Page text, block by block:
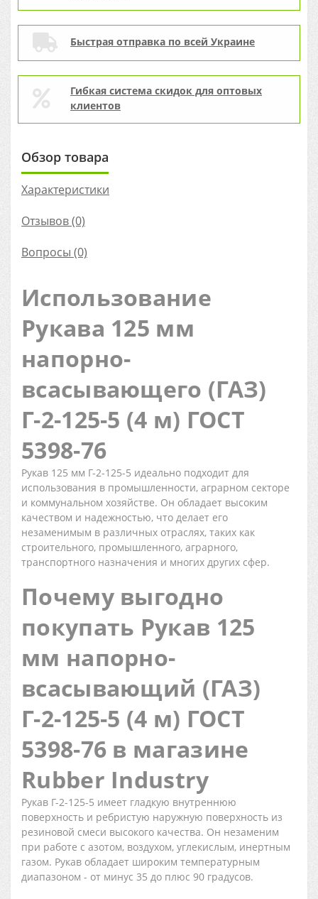
Быстрая отправка по всей Украине
Гибкая система скидок для оптовых
клиентов
Обзор товара
Характеристики
Отзывов (0)
Вопросы (0)
Использование
Рукава 125 мм
напорно-
всасывающего (ГАЗ)
Г-2-125-5 (4 м) ГОСТ
5398-76
Рукав 125 мм Г-2-125-5 идеально подходит для
использования в промышленности, аграрном секторе
и коммунальном хозяйстве. Он обладает высоким
качеством и надежностью, что делает его
незаменимым в различных отраслях, таких как
строительного, промышленного, аграрного,
транспортного назначения и многих других сфер.
Почему выгодно
покупать Рукав 125
мм напорно-
всасывающий (ГАЗ)
Г-2-125-5 (4 м) ГОСТ
5398-76 в магазине
Rubber Industry
Рукав Г-2-125-5 имеет гладкую внутреннюю
поверхность и ребристую наружную поверхность из
резиновой смеси высокого качества. Он незаменим
при работе с азотом, воздухом, углекислым, инертным
газом. Рукав обладает широким температурным
диапазоном - от минус 35 до плюс 90 градусов.